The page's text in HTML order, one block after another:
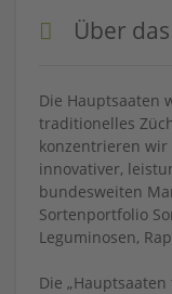
Über
Die Hauptsaaten
traditionelles
konzentrieren
innovativer,
bundesweiten
Sortenportfolio
Leguminosen,
Die